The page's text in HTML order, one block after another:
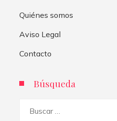
Quiénes somos
Aviso Legal
Contacto
Búsqueda